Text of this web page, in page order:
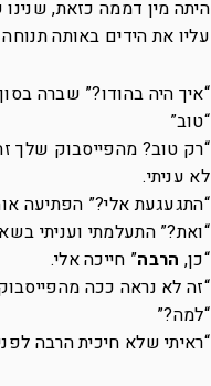
היתה מין דממה כזאת,
עליו את הידים באותה
“איך היה בהודו?” שברה
“טוב”
“רק טוב? מהפייסבוק שלך
לא עניתי.
“התגעגעת אלי?” הפתיעה
“ואת?” התעלמתי ועניתי
“כן, הרבה” חייכה אלי.
“זה לא נראה ככה
“למה?”
“ראיתי שלא חיכית הרבה